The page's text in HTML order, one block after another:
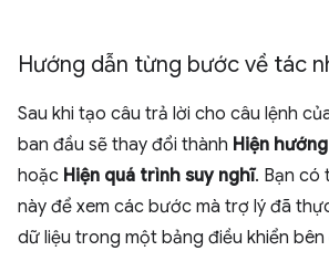
Hướng dẫn từng bước về tác
Sau khi tạo câu trả lời cho câu lệnh
ban đầu sẽ thay đổi thành Hiện
hoặc Hiện quá trình suy nghĩ. Bạn có
này để xem các bước mà trợ lý đã
dữ liệu trong một bảng điều khiển bên